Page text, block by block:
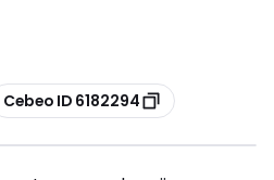
Cebeo ID 6182294